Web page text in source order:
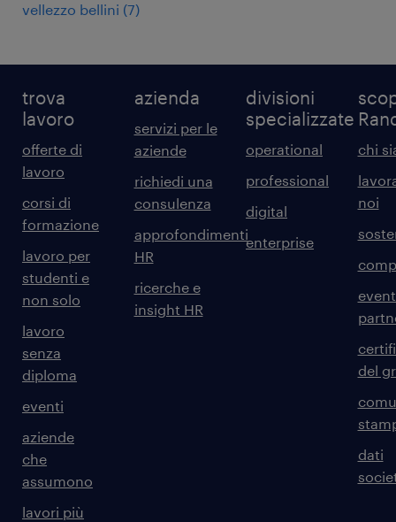
vellezzo bellini (7)
trova
lavoro
offerte di
lavoro
corsi di
formazione
lavoro per
studenti e
non solo
lavoro
senza
diploma
eventi
aziende
che
assumono
lavori più
azienda
servizi per le
aziende
richiedi una
consulenza
approfondimenti
HR
ricerche e
insight HR
divisioni
specializzate
operational
professional
digital
enterprise
chi
noi
del
dati